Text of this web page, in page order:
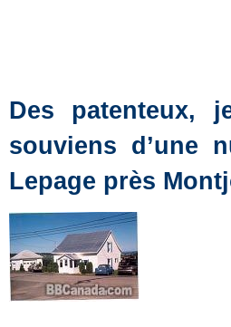
Des patenteux,
souviens d’une
Lepage près